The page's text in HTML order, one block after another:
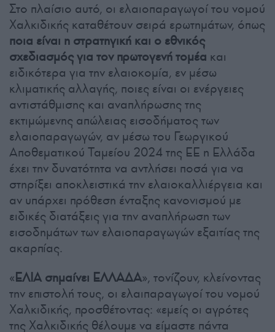
Στο πλαίσιο αυτό, οι ελαιοπαραγωγοί του νομού
Χαλκιδικής καταθέτουν σειρά ερωτημάτων, όπως
ποια είναι η στρατηγική και ο εθνικός
σχεδιασμός για τον πρωτογενή τομέα και
ειδικότερα για την ελαιοκομία, εν μέσω
κλιματικής αλλαγής, ποιες είναι οι ενέργειες
αντιστάθμισης και αναπλήρωσης της
εκτιμώμενης απώλειας εισοδήματος των
ελαιοπαραγωγών, αν μέσω του Γεωργικού
Αποθεματικού Ταμείου 2024 της ΕΕ η Ελλάδα
έχει την δυνατότητα να αντλήσει ποσά για να
στηρίξει αποκλειστικά την ελαιοκαλλιέργεια και
αν υπάρχει πρόθεση ένταξης κανονισμού με
ειδικές διατάξεις για την αναπλήρωση των
εισοδημάτων των ελαιοπαραγωγών εξαιτίας της
ακαρπίας.
«ΕΛΙΑ σημαίνει ΕΛΛΑΔΑ», τονίζουν, κλείνοντας
την επιστολή τους, οι ελαιπαραγωγοί του νομού
Χαλκιδικής, προσθέτοντας: «εμείς οι αγρότες
της Χαλκιδικής θέλουμε να είμαστε πάντα